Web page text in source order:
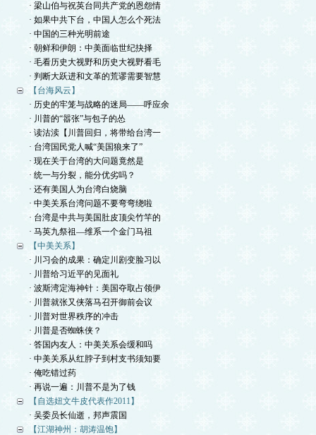
· 梁山伯与祝英台同共产党的恩怨情
· 如果中共下台，中国人怎么个死法
· 中国的三种光明前途
· 朝鲜和伊朗：中美面临世纪抉择
· 毛看历史大视野和历史大视野看毛
· 判断大跃进和文革的荒谬需要智慧
【台海风云】
· 历史的牢笼与战略的迷局——呼应余
· 川普的“嚣张”与包子的怂
· 读沽渎【川普回归，将带给台湾一
· 台湾国民党人喊“美国狼来了”
· 现在关于台湾的大问题竟然是
· 统一与分裂，能分优劣吗？
· 还有美国人为台湾白烧脑
· 中美关系台湾问题不要弯弯绕啦
· 台湾是中共与美国肚皮顶尖竹竿的
· 马英九祭祖—维系一个金门马祖
【中美关系】
· 川习会的成果：确定川剧变脸习以
· 川普给习近平的见面礼
· 波斯湾定海神针：美国夺取占领伊
· 川普就张又侠落马召开御前会议
· 川普对世界秩序的冲击
· 川普是否蜘蛛侠？
· 答国内友人：中美关系会缓和吗
· 中美关系从红脖子到村支书须知要
· 俺吃错过药
· 再说一遍：川普不是为了钱
【自选妞文牛皮代表作2011】
· 吴委员长仙逝，邦声震国
【江湖神州：胡涛温饱】